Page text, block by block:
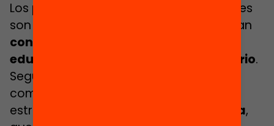
Los programas de nuevas oportunidades
son más efectivos cuando se desarrollan
con la complicidad de otros agentes
educativos y comunitarios del territorio.
Según Gasch, hay que conseguir esta
complicidad, en primer lugar, gracias a
estrategias de
gran política educativa,